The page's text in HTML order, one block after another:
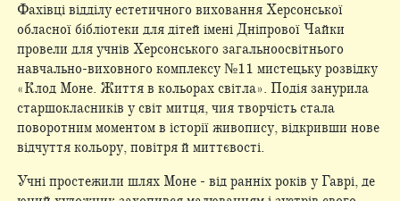
Фахівці відділу естетичного виховання Херсонської
обласної бібліотеки для дітей імені Дніпрової Чайки
провели для учнів Херсонського загальноосвітнього
навчально-виховного комплексу №11 мистецьку розвідку
«Клод Моне. Життя в кольорах світла». Подія занурила
старшокласників у світ митця, чия творчість стала
поворотним моментом в історії живопису, відкривши нове
відчуття кольору, повітря й миттєвості.
Учні простежили шлях Моне - від ранніх років у Гаврі, де